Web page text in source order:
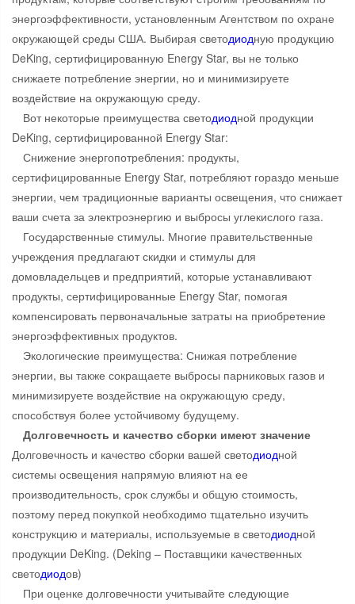
энергоэффективности, установленным Агентством по охране
окружающей среды США. Выбирая светодиодную продукцию
DeKing, сертифицированную Energy Star, вы не только
снижаете потребление энергии, но и минимизируете
воздействие на окружающую среду.
Вот некоторые преимущества светодиодной продукции
DeKing, сертифицированной Energy Star:
Снижение энергопотребления: продукты,
сертифицированные Energy Star, потребляют гораздо меньше
энергии, чем традиционные варианты освещения, что снижает
ваши счета за электроэнергию и выбросы углекислого газа.
Государственные стимулы. Многие правительственные
учреждения предлагают скидки и стимулы для
домовладельцев и предприятий, которые устанавливают
продукты, сертифицированные Energy Star, помогая
компенсировать первоначальные затраты на приобретение
энергоэффективных продуктов.
Экологические преимущества: Снижая потребление
энергии, вы также сокращаете выбросы парниковых газов и
минимизируете воздействие на окружающую среду,
способствуя более устойчивому будущему.
Долговечность и качество сборки имеют значение
Долговечность и качество сборки вашей светодиодной
системы освещения напрямую влияют на ее
производительность, срок службы и общую стоимость,
поэтому перед покупкой необходимо тщательно изучить
конструкцию и материалы, используемые в светодиодной
продукции DeKing. (Deking – Поставщики качественных
светодиодов)
При оценке долговечности учитывайте следующие